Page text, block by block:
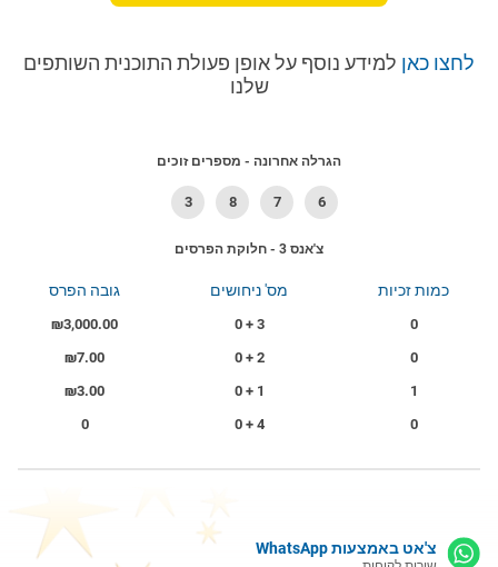
לחצו כאן למידע נוסף על אופן פעולת התוכנית השותפים
שלנו
הגרלה אחרונה - מספרים זוכים
3 8 7 6
צ'אנס 3 - חלוקת הפרסים
כמות זכיות מס' ניחושים גובה הפרס
0
0
1
0
3 + 0
2 + 0
1 + 0
4 + 0
₪3,000.00
₪7.00
₪3.00
0
צ'אט באמצעות WhatsApp